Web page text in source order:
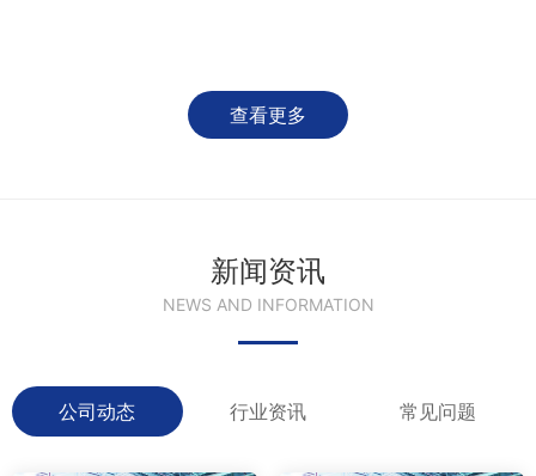
查看更多
新闻资讯
NEWS AND INFORMATION
公司动态 行业资讯 常见问题